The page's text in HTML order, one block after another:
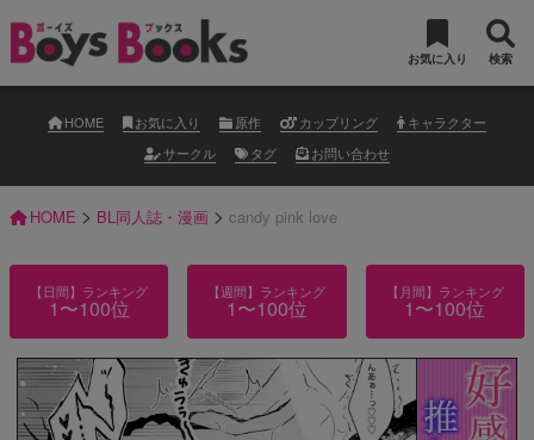
お気に入り 検索
HOME お気に入り 原作 カップリング
キャラクター
サークル
タグ お問い合わせ
HOME > BL同人誌・漫画 > candy pink love
【日間】ランキング
1〜100位
【週間】ランキング
1〜100位
【月間】ランキング
1〜100位